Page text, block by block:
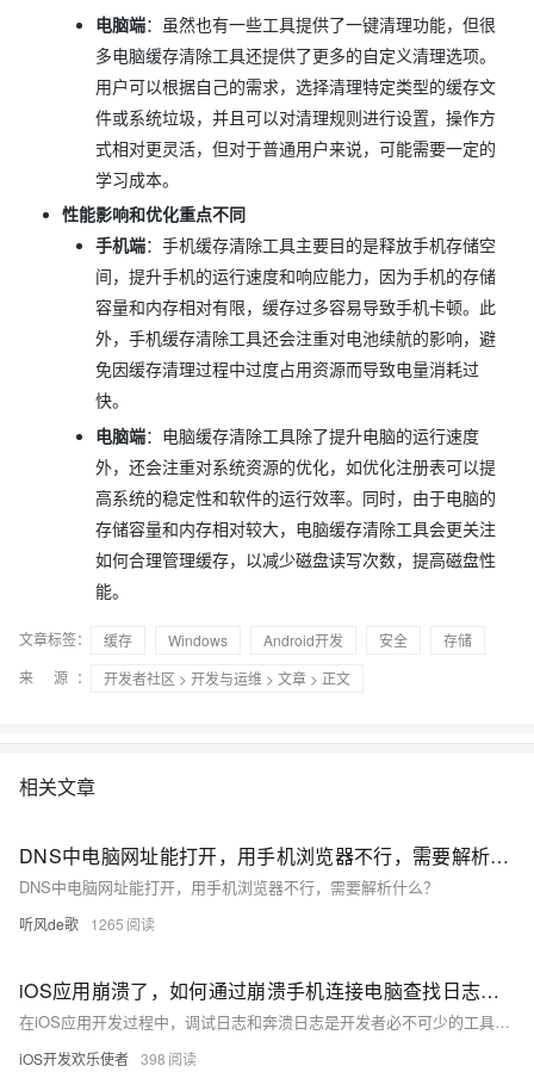
电脑端：虽然也有一些工具提供了一键清理功能，但很
多电脑缓存清除工具还提供了更多的自定义清理选项。
用户可以根据自己的需求，选择清理特定类型的缓存文
件或系统垃圾，并且可以对清理规则进行设置，操作方
式相对更灵活，但对于普通用户来说，可能需要一定的
学习成本。
性能影响和优化重点不同
手机端：手机缓存清除工具主要目的是释放手机存储空
间，提升手机的运行速度和响应能力，因为手机的存储
容量和内存相对有限，缓存过多容易导致手机卡顿。此
外，手机缓存清除工具还会注重对电池续航的影响，避
免因缓存清理过程中过度占用资源而导致电量消耗过
快。
电脑端：电脑缓存清除工具除了提升电脑的运行速度
外，还会注重对系统资源的优化，如优化注册表可以提
高系统的稳定性和软件的运行效率。同时，由于电脑的
存储容量和内存相对较大，电脑缓存清除工具会更关注
如何合理管理缓存，以减少磁盘读写次数，提高磁盘性
能。
文章标签： 缓存 Windows Android开发 安全
存储
来 源：
开发者社区 > 开发与运维 > 文章 > 正文
相关文章
DNS中电脑网址能打开，用手机浏览器不行，需要解析什么？
DNS中电脑网址能打开，用手机浏览器不行，需要解析什么？
听风de歌 1265
iOS应用崩溃了，如何通过崩溃手机连接电脑查找日志方法
在iOS应用开发过程中，调试日志和奔溃日志是开发者必不可少的工具。当iOS手机崩溃时，我们可以连接电脑并使用Xcode Console等工具来查看日志。然而，这种方式可能不够方便，并且处理奔溃日志也相当繁琐。克魔助手的出现为开发者带来了极大的便利，本文将详细介绍其功能和使用方法。 克魔助手会提供两种日志，一种是实时的，一种的是崩溃的。（由于崩溃日志的环境很麻烦，目前只展示实时日志操作步骤）
iOS开发欢乐使者 398